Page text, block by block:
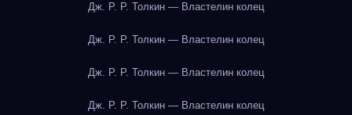
Дж. Р. Р. Толкин — Властелин колец
Дж. Р. Р. Толкин — Властелин колец
Дж. Р. Р. Толкин — Властелин колец
Дж. Р. Р. Толкин — Властелин колец